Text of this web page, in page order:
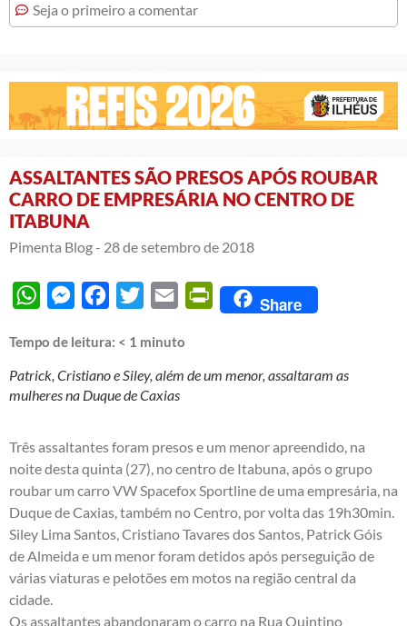
Seja o primeiro a comentar
ASSALTANTES SÃO PRESOS APÓS ROUBAR
CARRO DE EMPRESÁRIA NO CENTRO DE
ITABUNA
Pimenta Blog - 28 de setembro de 2018
WhatsAppMessengerFacebook
Twitter Email PrintFriendly
Share
Tempo de leitura: < 1 minuto
Patrick, Cristiano e Siley, além de um menor, assaltaram as
mulheres na Duque de Caxias
Três assaltantes foram presos e um menor apreendido, na
noite desta quinta (27), no centro de Itabuna, após o grupo
roubar um carro VW Spacefox Sportline de uma empresária, na
Duque de Caxias, também no Centro, por volta das 19h30min.
Siley Lima Santos, Cristiano Tavares dos Santos, Patrick Góis
de Almeida e um menor foram detidos após perseguição de
várias viaturas e pelotões em motos na região central da
cidade.
Os assaltantes abandonaram o carro na Rua Quintino